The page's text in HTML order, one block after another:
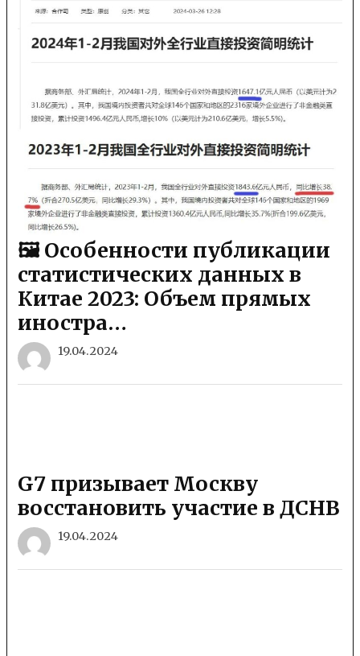
🖼 Особенности публикации
статистических данных в
Китае 2023: Объем прямых
иностра…
19.04.2024
G7 призывает Москву
восстановить участие в ДСНВ
19.04.2024